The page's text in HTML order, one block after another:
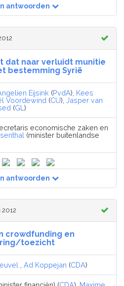
antwoorden
dat naar verluidt munitie
bestemming Syrië
Eijsink (PvdA), Kees
Voordewind (CU), Jasper van
(GL )
economische zaken en
(minister buitenlandse
antwoorden
2012
crowdfunding en
toezicht
Ad Koppejan (CDA)